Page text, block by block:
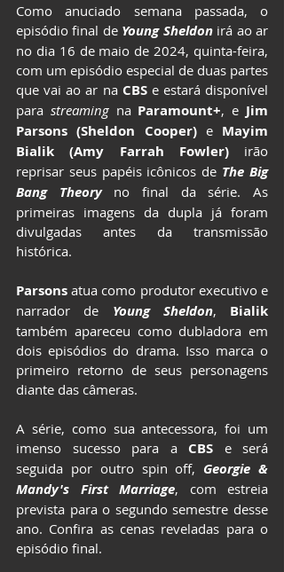
Como anuciado semana passada, o
episódio final de Young Sheldon irá ao ar
no dia 16 de maio de 2024, quinta-feira,
com um episódio especial de duas partes
que vai ao ar na CBS e estará disponível
para streaming na Paramount+, e Jim
Parsons (Sheldon Cooper) e Mayim
Bialik (Amy Farrah Fowler) irão
reprisar seus papéis icônicos de The Big
Bang Theory no final da série. As
primeiras imagens da dupla já foram
divulgadas antes da transmissão
histórica.
Parsons atua como produtor executivo e
narrador de Young Sheldon,
também apareceu como dubladora em
dois episódios do drama. Isso marca o
primeiro retorno de seus personagens
diante das câmeras.
A série, como sua antecessora, foi um
imenso sucesso para a CBS e será
seguida por outro spin off, Georgie &
Mandy's First Marriage, com estreia
prevista para o segundo semestre desse
ano. Confira as cenas reveladas para o
episódio final.